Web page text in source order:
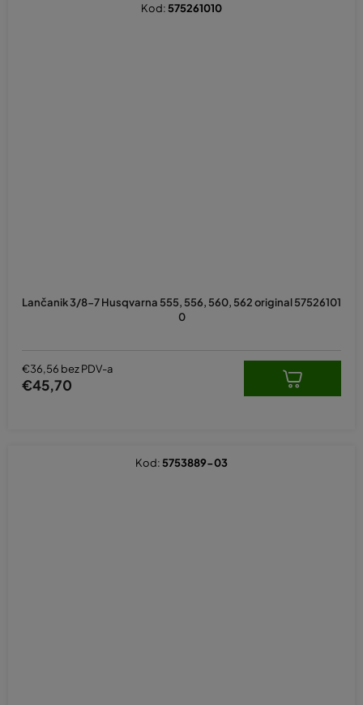
Lančanik 3/8-7 Husqvarna 555, 556, 560, 562 original 57526101
0
€36,56 bez PDV-a
€45,70
Kod: 575261010
Kod: 5753889-03